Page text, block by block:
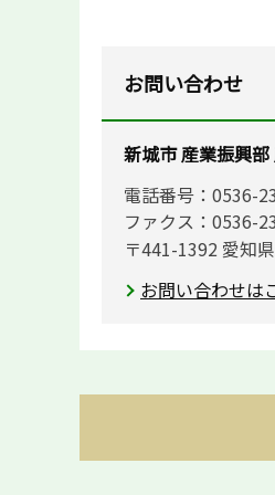
お問い合わせ
新城市 産業振興
電話番号：0536-
ファクス：0536-
〒441-1392 愛知
お問い合わせは